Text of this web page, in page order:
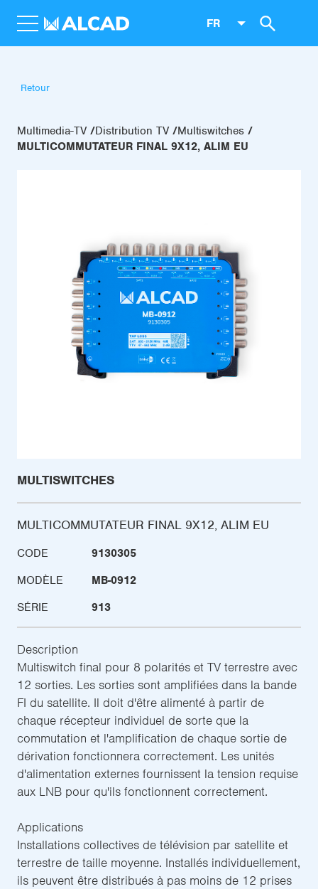
FR
Retour
Multimedia-TV Distribution TV
Multiswitches
MULTICOMMUTATEUR FINAL 9X12, ALIM EU
MULTISWITCHES
MULTICOMMUTATEUR FINAL 9X12, ALIM EU
CODE
9130305
MODÈLE
MB-0912
SÉRIE
913
Description
Multiswitch final pour 8 polarités et TV terrestre avec
12 sorties. Les sorties sont amplifiées dans la bande
FI du satellite. Il doit d'être alimenté à partir de
chaque récepteur individuel de sorte que la
commutation et l'amplification de chaque sortie de
dérivation fonctionnera correctement. Les unités
d'alimentation externes fournissent la tension requise
aux LNB pour qu'ils fonctionnent correctement.
Applications
Installations collectives de télévision par satellite et
terrestre de taille moyenne. Installés individuellement,
ils peuvent être distribués à pas moins de 12 prises